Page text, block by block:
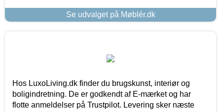
Se udvalget på Møblér.dk
Hos LuxoLiving.dk finder du brugskunst, interiør og
boligindretning. De er godkendt af E-mærket og har
flotte anmeldelser på Trustpilot. Levering sker næste